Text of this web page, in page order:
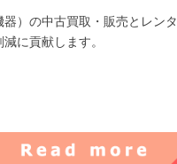
）の中古買取・販売とレンタ
に貢献します。